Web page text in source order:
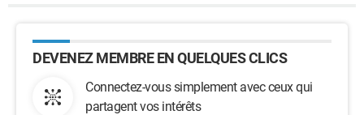
DEVENEZ MEMBRE EN QUELQUES CLICS
Connectez-vous simplement avec ceux qui
partagent vos intérêts